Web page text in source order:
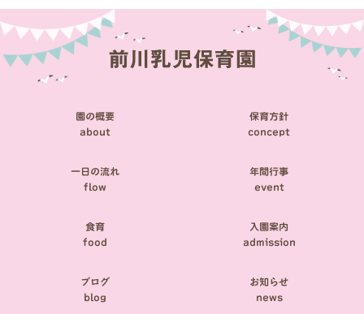
園の概要
about
保育方針
concept
一日の流れ
flow
年間行事
event
食育
food
入園案内
admission
ブログ
blog
お知らせ
news